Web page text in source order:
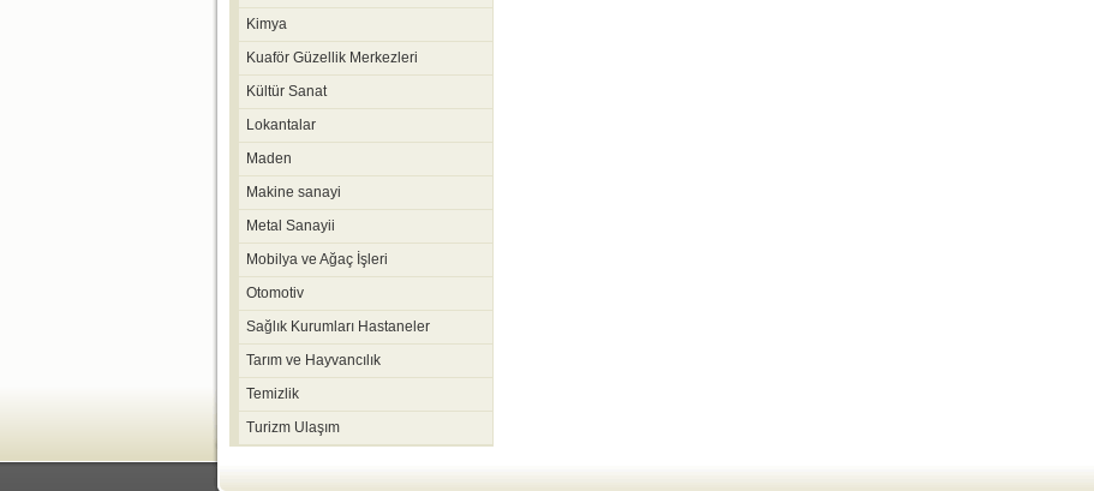
Kimya
Kuaför Güzellik Merkezleri
Kültür Sanat
Lokantalar
Maden
Makine sanayi
Metal Sanayii
Mobilya ve Ağaç İşleri
Otomotiv
Sağlık Kurumları Hastaneler
Tarım ve Hayvancılık
Temizlik
Turizm Ulaşım